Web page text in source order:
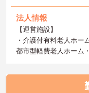
法人情報
【運営施設】
・介護付有料老人ホー
都市型軽費老人ホーム